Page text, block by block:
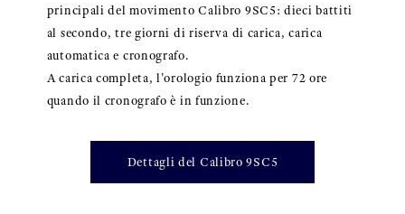
principali del movimento Calibro 9SC5: dieci battiti
al secondo, tre giorni di riserva di carica, carica
automatica e cronografo.
A carica completa, l'orologio funziona per 72 ore
quando il cronografo è in funzione.
Dettagli del Calibro 9SC5